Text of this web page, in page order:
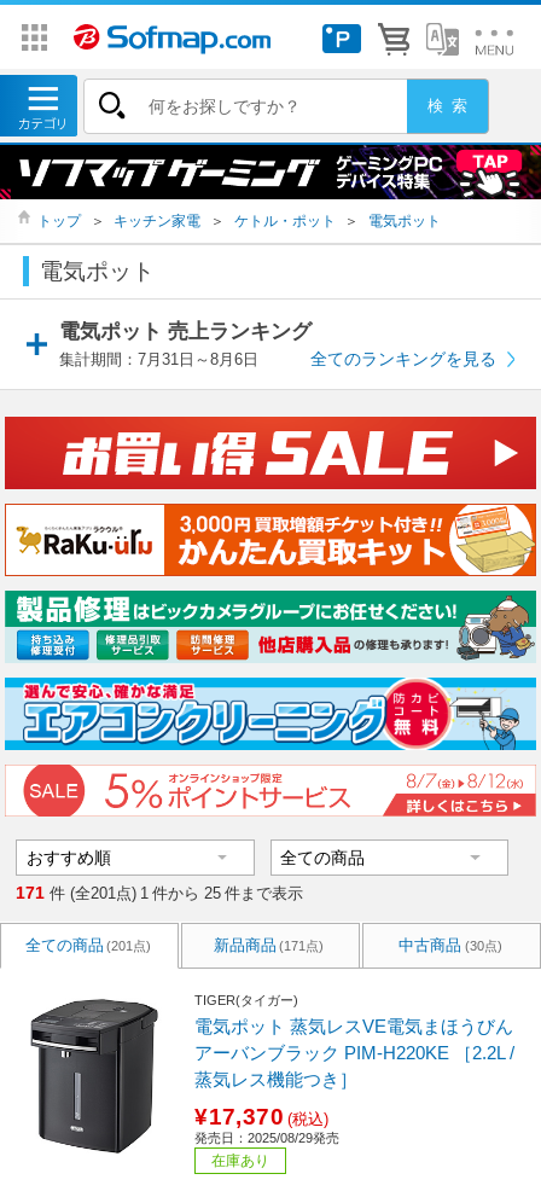
トップ ＞ キッチン家電 ＞ ケトル・ポット ＞ 電気ポット
電気ポット
電気ポット 売上ランキング
集計期間：7月31日～8月6日 全てのランキングを見る
171 件 (全201点) 1 件から 25 件まで表示
全ての商品 (201点) 新品商品 (171点) 中古商品 (30点)
TIGER(タイガー)
電気ポット 蒸気レスVE電気まほうびん
アーバンブラック PIM-H220KE ［2.2L /
蒸気レス機能つき］
¥17,370 (税込)
発売日：2025/08/29発売
在庫あり